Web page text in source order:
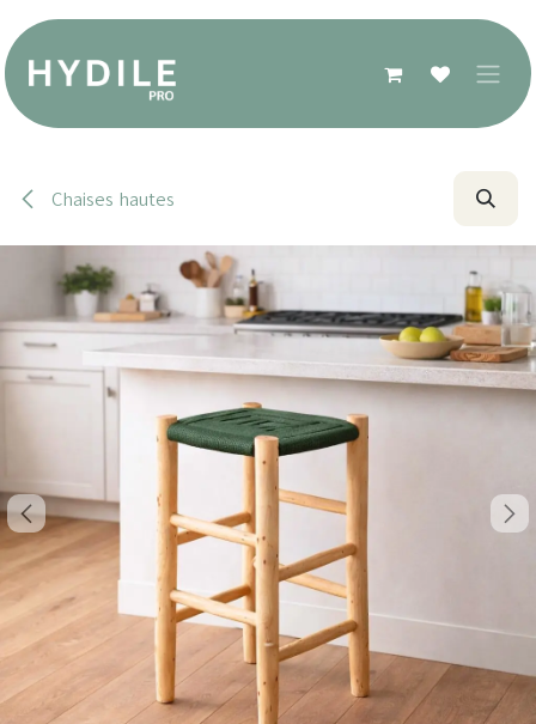
Se rendre au contenu
Chaises hautes